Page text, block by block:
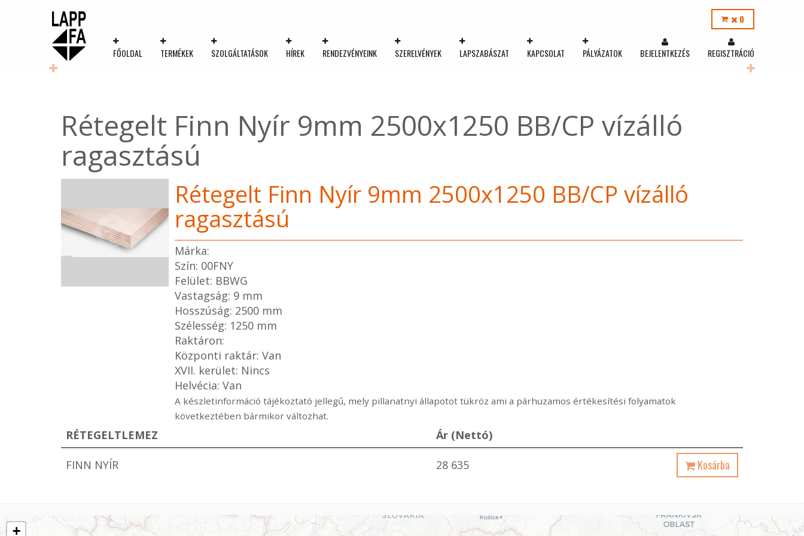
FŐOLDAL TERMÉKEK SZOLGÁLTATÁSOK HÍREK RENDEZVÉNYEINK SZERELVÉNYEK LAPSZABÁSZAT KAPCSOLAT PÁLYÁZATOK
0
BEJELENTKEZÉS REGISZTRÁCIÓ
Rétegelt Finn Nyír 9mm 2500x1250 BB/CP vízálló
ragasztású
Rétegelt Finn Nyír 9mm 2500x1250 BB/CP vízálló
ragasztású
Márka:
Szín: 00FNY
Felület: BBWG
Vastagság: 9 mm
Hosszúság: 2500 mm
Szélesség: 1250 mm
Raktáron:
Központi raktár: Van
XVII. kerület: Nincs
Helvécia: Van
A készletinformáció tájékoztató jellegű, mely pillanatnyi állapotot tükröz ami a párhuzamos értékesítési folyamatok
következtében bármikor változhat.
RÉTEGELTLEMEZ Ár (Nettó)
FINN NYÍR 28 635 Kosárba
+